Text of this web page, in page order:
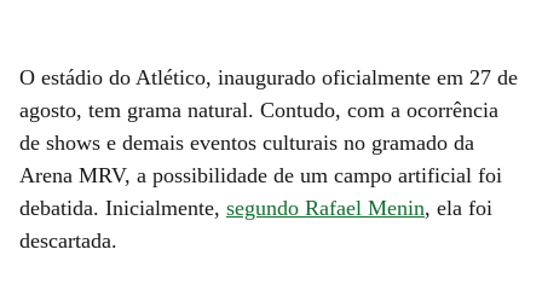
O estádio do Atlético, inaugurado oficialmente em 27 de
agosto, tem grama natural. Contudo, com a ocorrência
de shows e demais eventos culturais no gramado da
Arena MRV, a possibilidade de um campo artificial foi
debatida. Inicialmente, segundo Rafael Menin, ela foi
descartada.